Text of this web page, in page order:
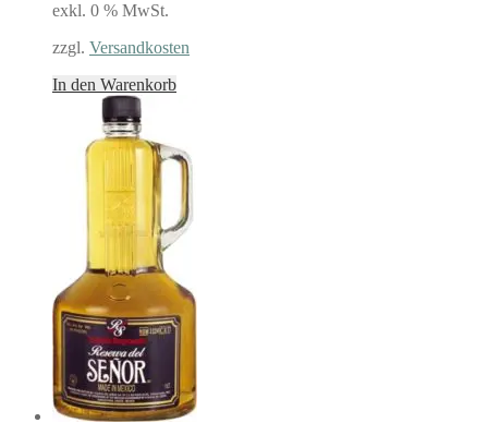
exkl. 0 % MwSt.
zzgl. Versandkosten
In den Warenkorb